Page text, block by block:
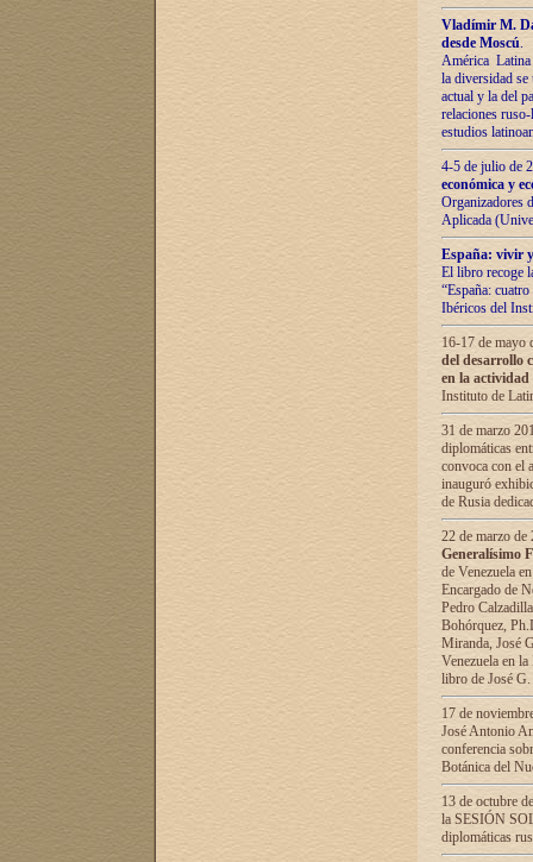
Vladímir М.
desde Moscú.
América Latina
la diversidad
actual у lа del
relaciones
estudios
4-5 de julio de
económica y
Organizadores
Aplicada
España: vivir
El libro recoge
“España:
Ibéricos del
16-17 de mayo
del desarrollo
en la
Instituto de
31 de marzo
diplomáticas
convoca con el
inauguró
de Rusia
22 de marzo
Generalísimo
de Venezuela
Encargado de
Pedro
Bohórquez,
Miranda, José
Venezuela en
libro de José
17 de
José Antonio
conferencia
Botánica del
13 de octubre
la SESIÓN
diplomáticas